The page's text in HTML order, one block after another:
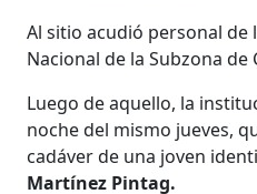
Al sitio acudió personal de
Nacional de la Subzona de
Luego de aquello, la
noche del mismo jueves,
cadáver de una joven
Martínez Pintag.